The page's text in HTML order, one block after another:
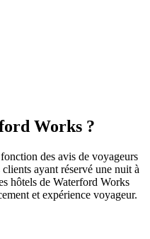
Works ?
des avis de voyageurs
ayant réservé une nuit à
hôtels de Waterford Works
et expérience voyageur.